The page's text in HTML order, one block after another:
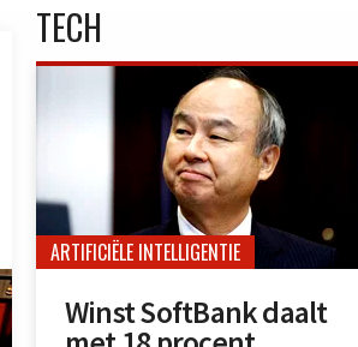
TECH
ARTIFICIËLE INTELLIGENTIE
Winst SoftBank daalt